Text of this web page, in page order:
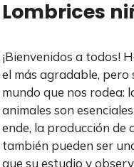
Lombrices
¡Bienvenidos a todos!
el más agradable,
mundo que nos rodea:
animales son
ende, la producción de
también pueden ser
que su estudio y